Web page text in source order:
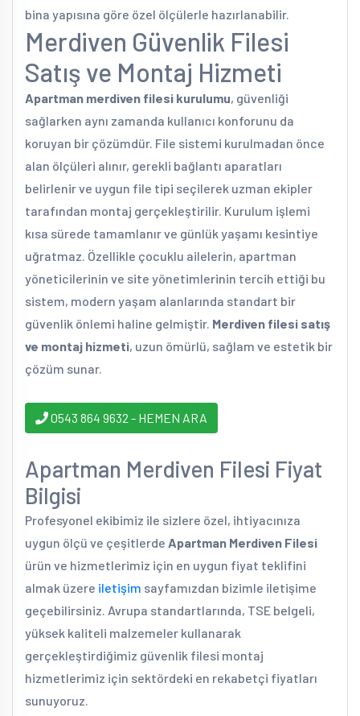
bina yapısına göre özel ölçülerle hazırlanabilir.
Merdiven Güvenlik Filesi
Satış ve Montaj Hizmeti
Apartman merdiven filesi kurulumu, güvenliği
sağlarken aynı zamanda kullanıcı konforunu da
koruyan bir çözümdür. File sistemi kurulmadan önce
alan ölçüleri alınır, gerekli bağlantı aparatları
belirlenir ve uygun file tipi seçilerek uzman ekipler
tarafından montaj gerçekleştirilir. Kurulum işlemi
kısa sürede tamamlanır ve günlük yaşamı kesintiye
uğratmaz. Özellikle çocuklu ailelerin, apartman
yöneticilerinin ve site yönetimlerinin tercih ettiği bu
sistem, modern yaşam alanlarında standart bir
güvenlik önlemi haline gelmiştir. Merdiven filesi satış
ve montaj hizmeti, uzun ömürlü, sağlam ve estetik bir
çözüm sunar.
0543 864 9632 - HEMEN ARA
Apartman Merdiven Filesi Fiyat
Bilgisi
Profesyonel ekibimiz ile sizlere özel, ihtiyacınıza
uygun ölçü ve çeşitlerde Apartman Merdiven Filesi
ürün ve hizmetlerimiz için en uygun fiyat teklifini
almak üzere iletişim sayfamızdan bizimle iletişime
geçebilirsiniz. Avrupa standartlarında, TSE belgeli,
yüksek kaliteli malzemeler kullanarak
gerçekleştirdiğimiz güvenlik filesi montaj
hizmetlerimiz için sektördeki en rekabetçi fiyatları
sunuyoruz.